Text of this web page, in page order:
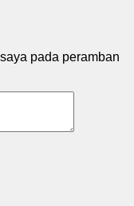
pada peramban